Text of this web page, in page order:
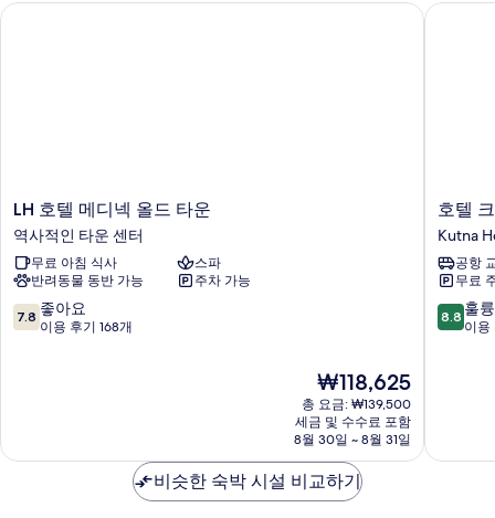
보
세
LH
호
텔
메
디
넥
올
인
LH 호텔 메디넥 올드 타운
역사적인 타운 센터
무료 아침 식사
스파
반려동물 동반 가능
주차 가능
10
점
아
7.8 좋아요
이용 후기 168개
현
재
요
금
₩118,625
₩118,625
총 요금: ₩139,500
세금 및 수수료 포함
8월 30일 ~ 8월 31일
LH 호텔 메디넥 올드 타운
호
텔
크
레
타
Kutna
Hora
호텔
Kutna
공항
무료
10
점
륭
8.8 훌
이용
호텔 크
비슷한 숙박 시설 비교하기